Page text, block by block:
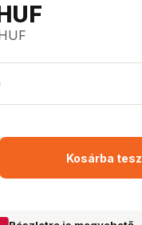
Kosárba tesz